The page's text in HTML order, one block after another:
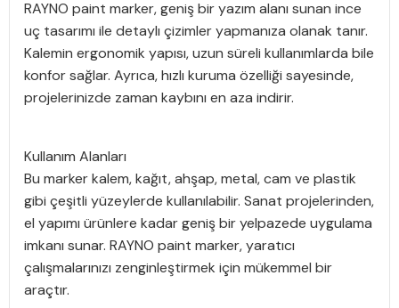
RAYNO paint marker, geniş bir yazım alanı sunan ince
uç tasarımı ile detaylı çizimler yapmanıza olanak tanır.
Kalemin ergonomik yapısı, uzun süreli kullanımlarda bile
konfor sağlar. Ayrıca, hızlı kuruma özelliği sayesinde,
projelerinizde zaman kaybını en aza indirir.
Kullanım Alanları
Bu marker kalem, kağıt, ahşap, metal, cam ve plastik
gibi çeşitli yüzeylerde kullanılabilir. Sanat projelerinden,
el yapımı ürünlere kadar geniş bir yelpazede uygulama
imkanı sunar. RAYNO paint marker, yaratıcı
çalışmalarınızı zenginleştirmek için mükemmel bir
araçtır.